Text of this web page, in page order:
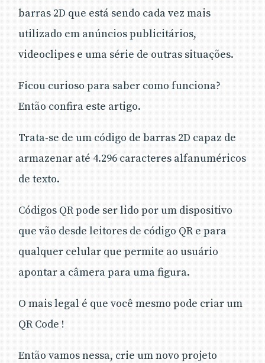
barras 2D que está sendo cada vez mais
utilizado em anúncios publicitários,
videoclipes e uma série de outras situações.
Ficou curioso para saber como funciona?
Então confira este artigo.
Trata-se de um código de barras 2D capaz de
armazenar até 4.296 caracteres alfanuméricos
de texto.
Códigos QR pode ser lido por um dispositivo
que vão desde leitores de código QR e para
qualquer celular que permite ao usuário
apontar a câmera para uma figura.
O mais legal é que você mesmo pode criar um
QR Code !
Então vamos nessa, crie um novo projeto